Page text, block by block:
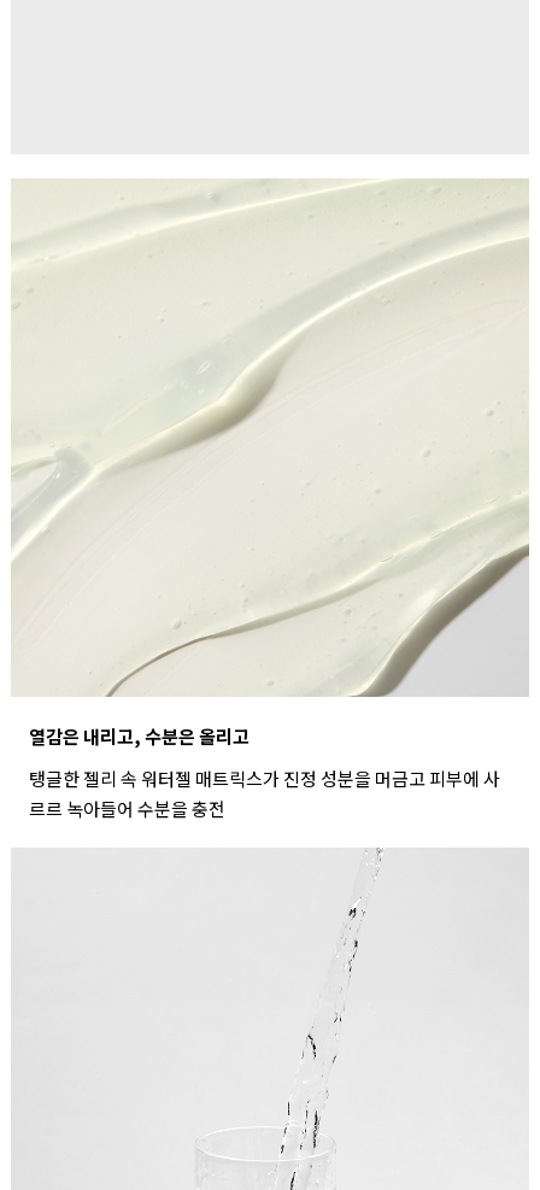
열감은 내리고, 수분은 올리고
탱글한 젤리 속 워터젤 매트릭스가 진정 성분을 머금고 피부에 사
르르 녹아들어 수분을 충전